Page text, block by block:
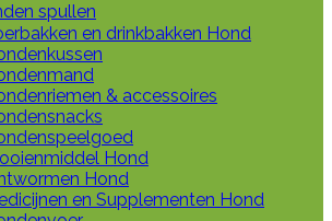
spullen
en drinkbakken Hond
& accessoires
Hond
Hond
en Supplementen Hond